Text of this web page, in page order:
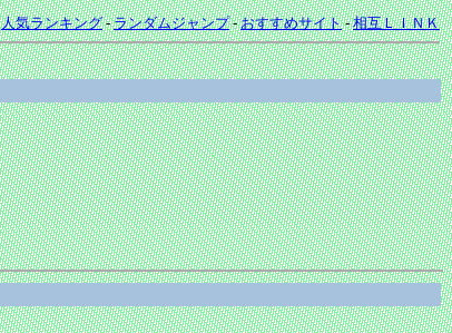
人気ランキング-ランダムジャンプ-おすすめサイト-相互ＬＩＮＫ